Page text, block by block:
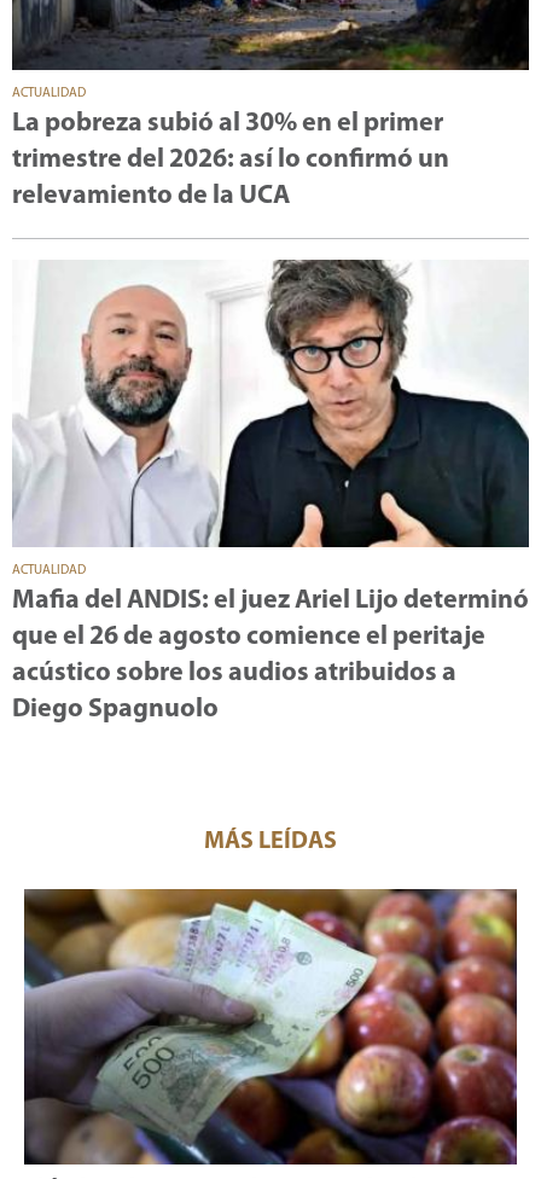
ACTUALIDAD
La pobreza subió al 30% en el primer
trimestre del 2026: así lo confirmó un
relevamiento de la UCA
ACTUALIDAD
Mafia del ANDIS: el juez Ariel Lijo determinó
que el 26 de agosto comience el peritaje
acústico sobre los audios atribuidos a
Diego Spagnuolo
MÁS LEÍDAS